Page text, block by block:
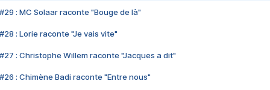
#29 : MC Solaar raconte "Bouge de là"
#28 : Lorie raconte "Je vais vite"
#27 : Christophe Willem raconte "Jacques a dit"
#26 : Chimène Badi raconte "Entre nous"